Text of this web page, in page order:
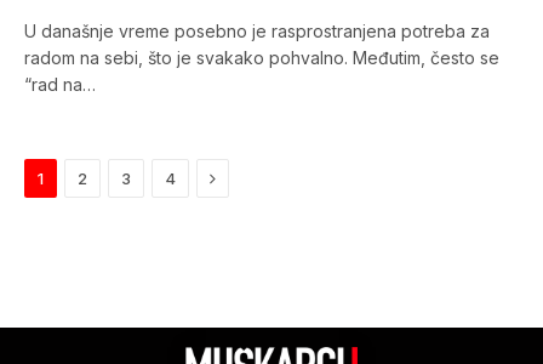
U današnje vreme posebno je rasprostranjena potreba za
radom na sebi, što je svakako pohvalno. Međutim, često se
“rad na…
1 2 3 4 Next